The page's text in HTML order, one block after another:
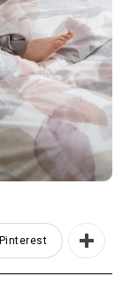
Pinterest